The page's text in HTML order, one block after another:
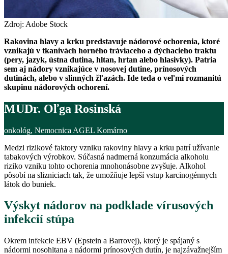
Zdroj: Adobe Stock
Rakovina hlavy a krku predstavuje nádorové ochorenia, ktoré
vznikajú v tkanivách horného tráviaceho a dýchacieho traktu
(pery, jazyk, ústna dutina, hltan, hrtan alebo hlasivky). Patria
sem aj nádory vznikajúce v nosovej dutine, prínosových
dutinách, alebo v slinných žľazách. Ide teda o veľmi rozmanitú
skupinu nádorových ochorení.
MUDr. Oľga Rosinská
onkológ, Nemocnica AGEL Komárno
Medzi rizikové faktory vzniku rakoviny hlavy a krku patrí užívanie
tabakových výrobkov. Súčasná nadmerná konzumácia alkoholu
riziko vzniku tohto ochorenia mnohonásobne zvyšuje. Alkohol
pôsobí na slizniciach tak, že umožňuje lepší vstup karcinogénnych
látok do buniek.
Výskyt nádorov na podklade vírusových
infekcií stúpa
Okrem infekcie EBV (Epstein a Barrovej), ktorý je spájaný s
nádormi nosohltana a nádormi prínosových dutín, je najzávažnejším